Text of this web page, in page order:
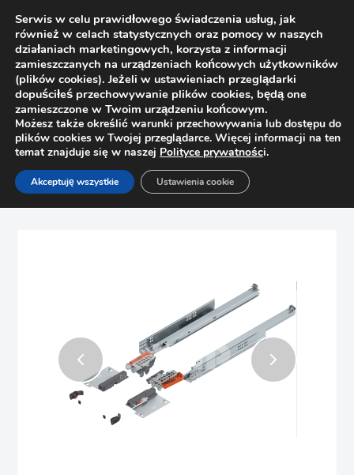
Strona główna Sklep
Prowadnice
Zestaw prowadnicy Tandem 600mm Blum 560F6000C Tip-
Serwis w celu prawidłowego świadczenia usług, jak
również w celach statystycznych oraz pomocy w naszych
działaniach marketingowych, korzysta z informacji
zamieszczanych na urządzeniach końcowych użytkowników
(plików cookies). Jeżeli w ustawieniach przeglądarki
dopuściłeś przechowywanie plików cookies, będą one
zamieszczone w Twoim urządzeniu końcowym.
Możesz także określić warunki przechowywania lub dostępu do
plików cookies w Twojej przeglądarce. Więcej informacji na ten
temat znajduje się w naszej Polityce prywatności.
Akceptuję wszystkie Ustawienia cookie